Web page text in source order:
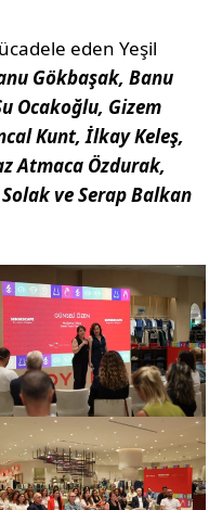
eden Yeşil
Gökbaşak, Banu
Ocakoğlu, Gizem
Kunt, İlkay Keleş,
Atmaca Özdurak,
ve Serap Balkan